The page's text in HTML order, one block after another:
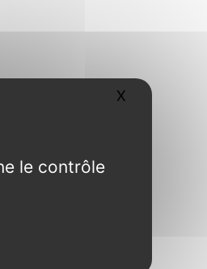
le contrôle
X Masquer